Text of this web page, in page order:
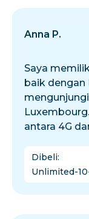
Anna P.
Saya
baik dengan
antara 4G
Dibeli:
Unlimited-